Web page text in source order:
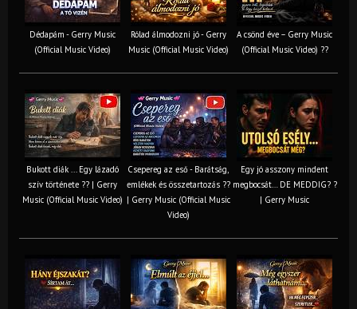
Dédapám - Gerry Music
(Official Music Video)
Rólad álmodozni jó - Gerry
Music (Official Music Video)
A csönd éve – Gerry Music
(Official Music Video) ??
Bukott diák ... Egy lázadó
szív története ?? | Gerry
Music (Official Music Video)
Csepereg az eső - Barátság,
emlékek és összetartozás ?️?
| Gerry Music (Official Music
Video)
Egy jó asszony mindent
megbocsát… DE MEDDIG? ?
| Gerry Music